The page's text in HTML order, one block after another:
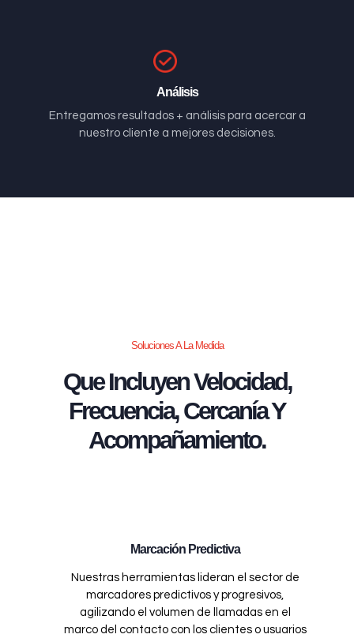
Análisis
Entregamos resultados + análisis para acercar a
nuestro cliente a mejores decisiones.
Soluciones A La Medida
Que Incluyen Velocidad,
Frecuencia, Cercanía Y
Acompañamiento.
Marcación Predictiva
Nuestras herramientas lideran el sector de
marcadores predictivos y progresivos,
agilizando el volumen de llamadas en el
marco del contacto con los clientes o usuarios